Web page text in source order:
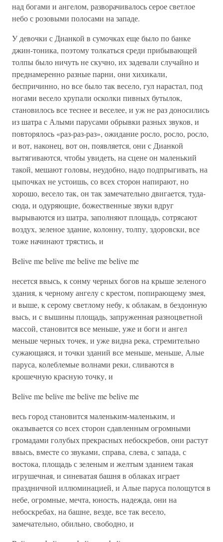
над богами и ангелом, разворачивалось серое светлое
небо с розовыми полосами на западе.
У девочки с Дианкой в сумочках еще было по банке
джин-тоника, поэтому толкаться среди прибывающей
толпы было ничуть не скучно, их задевали случайно и
преднамеренно разные парни, они хихикали,
беспричинно, но все было так весело, гул нарастал, под
ногами весело хрупали осколки пивных бутылок,
становилось все теснее и веселее, и уж не раз доносились
из шатра с Алыми парусами обрывки разных звуков, и
повторялось «раз-раз-раз», ожидание росло, росло, росло,
и вот, наконец, вот он, появляется, они с Дианкой
вытягиваются, чтобы увидеть, на сцене он маленький
такой, мешают головы, неудобно, надо подпрыгивать, на
цыпочках не устоишь, со всех сторон напирают, но
хорошо, весело так, он так замечательно двигается, туда-
сюда, и одуряющие, божественные звуки вдруг
вырываются из шатра, заполняют площадь, сотрясают
воздух, зеленое здание, колонну, толпу, здоровски, все
тоже начинают трястись, и
Belive me belive me belive me belive me
несется ввысь, к сонму черных богов на крыше зеленого
здания, к черному ангелу с крестом, попирающему змея,
и выше, к серому светлому небу, к облакам, в бездонную
высь, и с вышины площадь, запруженная разноцветной
массой, становится все меньше, уже и боги и ангел
меньше черных точек, и уже видна река, стремительно
сужающаяся, и точки зданий все меньше, меньше, Алые
паруса, колеблемые волнами реки, сливаются в
крошечную красную точку, и
Belive me belive me belive me belive me
весь город становится маленьким-маленьким, и
оказывается со всех сторон сдавленным огромными
громадами голубых прекрасных небоскребов, они растут
ввысь, вместе со звуками, справа, слева, с запада, с
востока, площадь с зеленым и желтым зданием такая
игрушечная, и синеватая башня в облаках играет
праздничной иллюминацией, и Алые паруса полощутся в
небе, огромные, мечта, юность, надежда, они на
небоскребах, на башне, везде, все так весело,
замечательно, обильно, свободно, и